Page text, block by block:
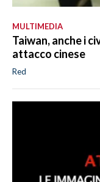
MULTIMEDIA
Taiwan, anche i
attacco cinese
Red